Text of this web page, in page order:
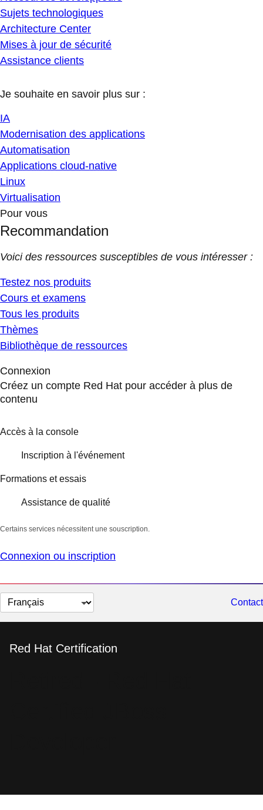
Sujets technologiques
Architecture Center
Mises à jour de sécurité
Assistance clients
Je souhaite en savoir plus sur :
IA
Modernisation des applications
Automatisation
Applications cloud-native
Linux
Virtualisation
Pour vous
Recommandation
Voici des ressources susceptibles de vous intéresser :
Testez nos produits
Cours et examens
Tous les produits
Thèmes
Bibliothèque de ressources
Connexion
Créez un compte Red Hat pour accéder à plus de
contenu
Accès à la console
Inscription à l'événement
Formations et essais
Assistance de qualité
Certains services nécessitent une souscription.
Connexion ou inscription
Changer
la
Contact
Red Hat Certification